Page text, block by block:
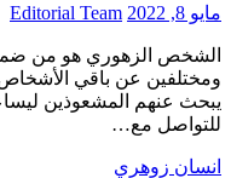
مايو 8, 2022 Editorial Team
الشخص الزهوري هو من
ومختلفين عن باقي
يبحث عنهم المشعوذين
للتواصل مع…
انسان زوهري